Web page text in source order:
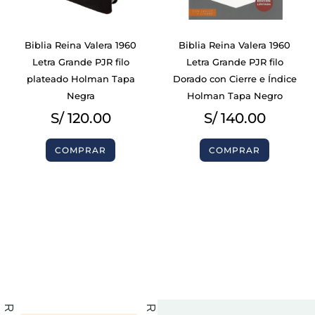
Biblia Reina Valera 1960
Letra Grande PJR filo
plateado Holman Tapa
Negra
S/120.00
COMPRAR
Biblia Reina Valera 1960
Letra Grande PJR filo
Dorado con Cierre e Índice
Holman Tapa Negro
S/140.00
COMPRAR